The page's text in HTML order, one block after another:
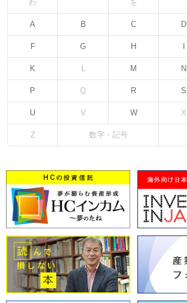
わ を
A B C D
F G H
K M N
P Q R S
U V W X
Z 数字・記号